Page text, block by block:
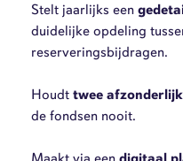
Stelt jaarlijks een
duidelijke opdeling
reserveringsbijdragen.
Houdt twee
de fondsen nooit.